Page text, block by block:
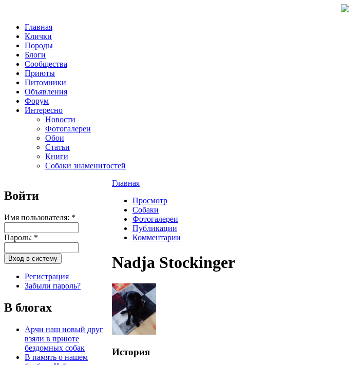
Главная
Клички
Породы
Блоги
Сообщества
Приюты
Питомники
Объявления
Форум
Интересно
Новости
Фотогалереи
Обои
Статьи
Книги
Собаки знаменитостей
Войти
Имя пользователя: *
Пароль: *
Регистрация
Забыли пароль?
В блогах
Арчи наш новый друг
взяли в приюте
бездомных собак
В память о нашем
Главная
Просмотр
Собаки
Фотогалереи
Публикации
Комментарии
Nadja Stockinger
История